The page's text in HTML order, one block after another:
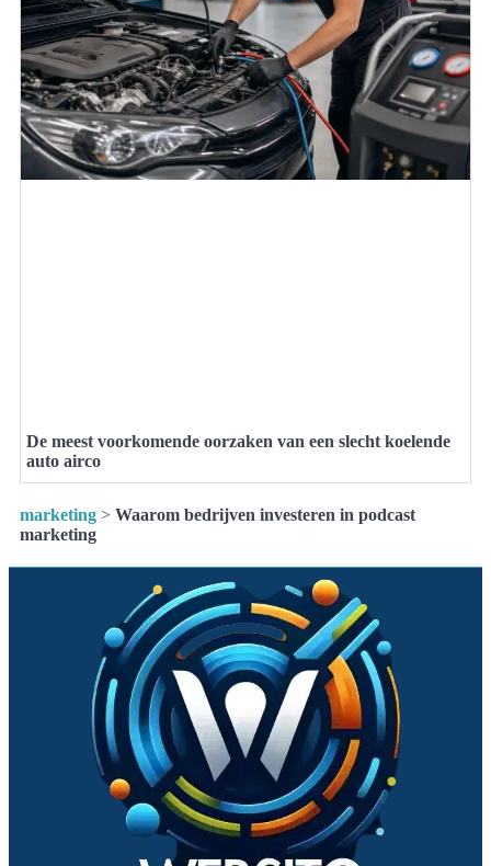
De meest voorkomende oorzaken van een slecht koelende
auto airco
marketing > Waarom bedrijven investeren in podcast
marketing